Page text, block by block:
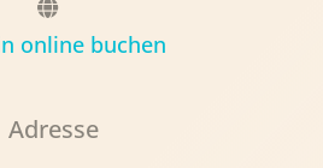
online buchen
Adresse